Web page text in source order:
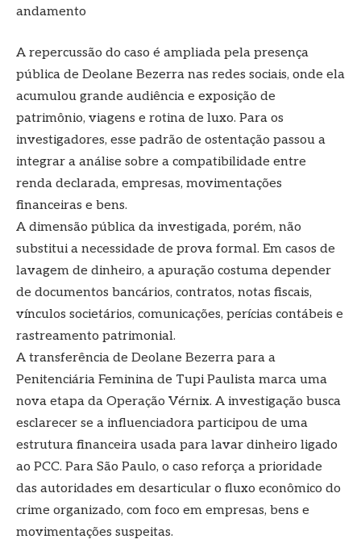
andamento
A repercussão do caso é ampliada pela presença
pública de Deolane Bezerra nas redes sociais, onde ela
acumulou grande audiência e exposição de
patrimônio, viagens e rotina de luxo. Para os
investigadores, esse padrão de ostentação passou a
integrar a análise sobre a compatibilidade entre
renda declarada, empresas, movimentações
financeiras e bens.
A dimensão pública da investigada, porém, não
substitui a necessidade de prova formal. Em casos de
lavagem de dinheiro, a apuração costuma depender
de documentos bancários, contratos, notas fiscais,
vínculos societários, comunicações, perícias contábeis e
rastreamento patrimonial.
A transferência de Deolane Bezerra para a
Penitenciária Feminina de Tupi Paulista marca uma
nova etapa da Operação Vérnix. A investigação busca
esclarecer se a influenciadora participou de uma
estrutura financeira usada para lavar dinheiro ligado
ao PCC. Para São Paulo, o caso reforça a prioridade
das autoridades em desarticular o fluxo econômico do
crime organizado, com foco em empresas, bens e
movimentações suspeitas.